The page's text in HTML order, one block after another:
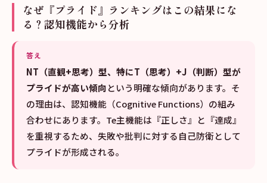
なぜ『プライド』ランキングはこの結果にな
る？認知機能から分析
答え
NT（直観+思考）型、特にT（思考）+J（判断）型が
プライドが高い傾向という明確な傾向があります。そ
の理由は、認知機能（Cognitive Functions）の組み
合わせにあります。Te主機能は『正しさ』と『達成』
を重視するため、失敗や批判に対する自己防衛として
プライドが形成される。